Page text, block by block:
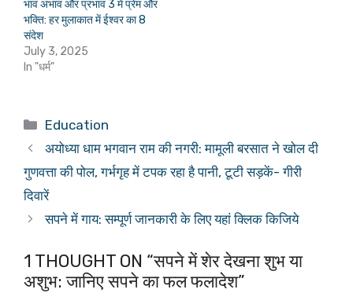
भाव अभाव और प्रभाव 3 में प्रेम और
भक्ति: हर मुलाकात में ईश्वर का 8
संदेश
July 3, 2025
In "धर्म"
Categories
Education
अयोध्या धाम भगवान राम की नगरी: मामूली बरसात ने खोल दी
गुणवत्ता की पोल, गर्भगृह में टपक रहा है पानी, टूटी सड़कें- गीरी
दिवारें
सपने में गाय: सम्पूर्ण जानकारी के लिए यहां क्लिक किजिये
1 THOUGHT ON “सपने में शेर देखना शुभ या
अशुभ: जानिए सपने का फल फलादेश”